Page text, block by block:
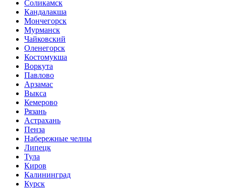
Соликамск
Кандалакша
Мончегорск
Мурманск
Чайковский
Оленегорск
Костомукша
Воркута
Павлово
Арзамас
Выкса
Кемерово
Рязань
Астрахань
Пенза
Набережные челны
Липецк
Тула
Киров
Калининград
Курск